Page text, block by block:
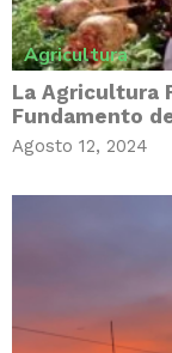
Agricultura
La Agricultura
Fundamento
Agosto 12, 2024